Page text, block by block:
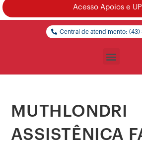
Acesso Apoios e
Central de atendimento: (43)
MUTHLONDRI
ASSISTÊNICA